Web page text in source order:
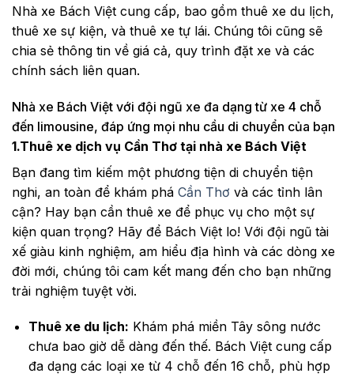
Nhà xe Bách Việt cung cấp, bao gồm thuê xe du lịch,
thuê xe sự kiện, và thuê xe tự lái. Chúng tôi cũng sẽ
chia sẻ thông tin về giá cả, quy trình đặt xe và các
chính sách liên quan.
Nhà xe Bách Việt với đội ngũ xe đa dạng từ xe 4 chỗ
đến limousine, đáp ứng mọi nhu cầu di chuyển của bạn
1.Thuê xe dịch vụ Cần Thơ tại nhà xe Bách Việt
Bạn đang tìm kiếm một phương tiện di chuyển tiện
nghi, an toàn để khám phá Cần Thơ và các tỉnh lân
cận? Hay bạn cần thuê xe để phục vụ cho một sự
kiện quan trọng? Hãy để Bách Việt lo! Với đội ngũ tài
xế giàu kinh nghiệm, am hiểu địa hình và các dòng xe
đời mới, chúng tôi cam kết mang đến cho bạn những
trải nghiệm tuyệt vời.
Thuê xe du lịch: Khám phá miền Tây sông nước
chưa bao giờ dễ dàng đến thế. Bách Việt cung cấp
đa dạng các loại xe từ 4 chỗ đến 16 chỗ, phù hợp